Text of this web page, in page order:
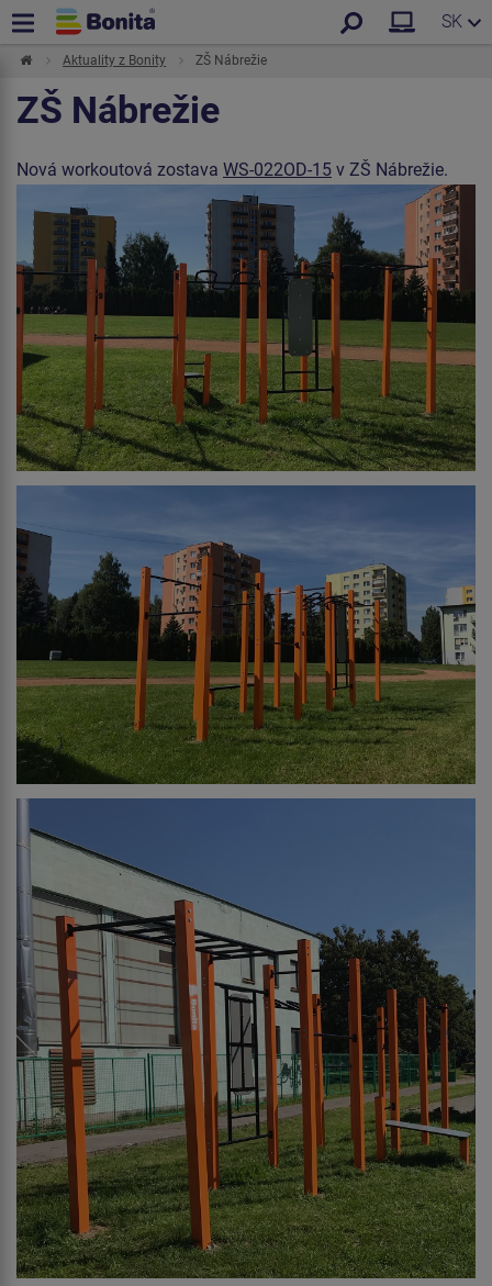
SK
Aktuality z Bonity ZŠ Nábrežie
ZŠ Nábrežie
Nová workoutová zostava WS-022OD-15 v ZŠ Nábrežie.